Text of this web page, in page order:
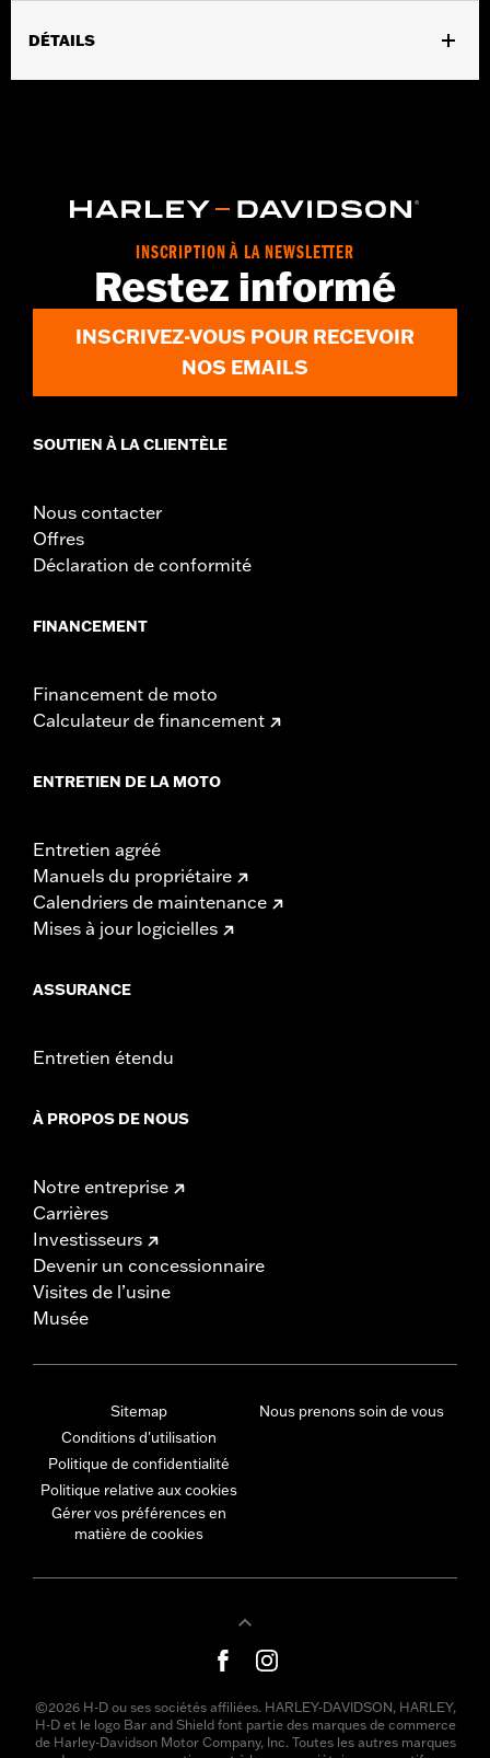
DÉTAILS
INSCRIPTION À LA NEWSLETTER
Restez informé
INSCRIVEZ-VOUS POUR RECEVOIR
NOS EMAILS
SOUTIEN À LA CLIENTÈLE
Nous contacter
Offres
Déclaration de conformité
FINANCEMENT
Financement de moto
Calculateur de financement
ENTRETIEN DE LA MOTO
Entretien agréé
Manuels du propriétaire
Calendriers de maintenance
Mises à jour logicielles
ASSURANCE
Entretien étendu
À PROPOS DE NOUS
Notre entreprise
Carrières
Investisseurs
Devenir un concessionnaire
Visites de l’usine
Musée
Sitemap
Conditions d'utilisation
Politique de confidentialité
Politique relative aux cookies
Gérer vos préférences en
matière de cookies
Nous prenons soin de vous
©2026 H-D ou ses sociétés affiliées. HARLEY-DAVIDSON, HARLEY,
H-D et le logo Bar and Shield font partie des marques de commerce
de Harley-Davidson Motor Company, Inc. Toutes les autres marques